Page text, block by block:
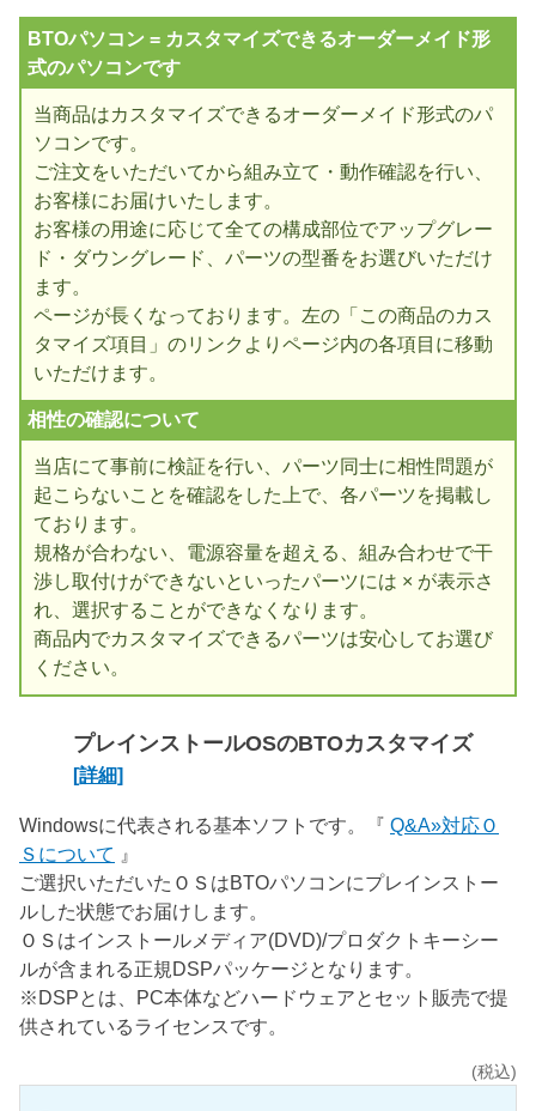
BTOパソコン = カスタマイズできるオーダーメイド形
式のパソコンです
当商品はカスタマイズできるオーダーメイド形式のパ
ソコンです。
ご注文をいただいてから組み立て・動作確認を行い、
お客様にお届けいたします。
お客様の用途に応じて全ての構成部位でアップグレー
ド・ダウングレード、パーツの型番をお選びいただけ
ます。
ページが長くなっております。左の「この商品のカス
タマイズ項目」のリンクよりページ内の各項目に移動
いただけます。
相性の確認について
当店にて事前に検証を行い、パーツ同士に相性問題が
起こらないことを確認をした上で、各パーツを掲載し
ております。
規格が合わない、電源容量を超える、組み合わせで干
渉し取付けができないといったパーツには × が表示さ
れ、選択することができなくなります。
商品内でカスタマイズできるパーツは安心してお選び
ください。
プレインストールOSのBTOカスタマイズ
[詳細]
Windowsに代表される基本ソフトです。『 Q&A»対応Ｏ
Ｓについて 』
ご選択いただいたＯＳはBTOパソコンにプレインストー
ルした状態でお届けします。
ＯＳはインストールメディア(DVD)/プロダクトキーシー
ルが含まれる正規DSPパッケージとなります。
※DSPとは、PC本体などハードウェアとセット販売で提
供されているライセンスです。
(税込)